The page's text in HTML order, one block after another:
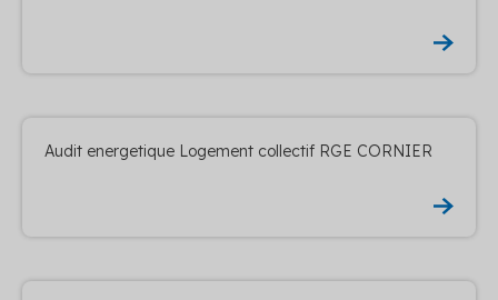
Audit energetique Logement collectif RGE CORNIER